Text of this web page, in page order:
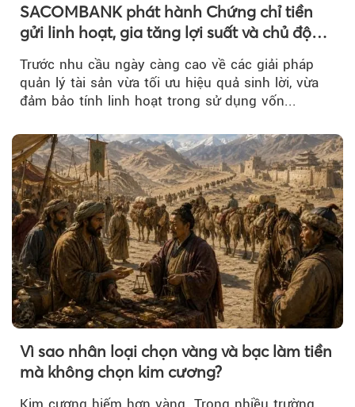
SACOMBANK phát hành Chứng chỉ tiền
gửi linh hoạt, gia tăng lợi suất và chủ động
Trước nhu cầu ngày càng cao về các giải pháp
quản lý tài sản vừa tối ưu hiệu quả sinh lời, vừa
đảm bảo tính linh hoạt trong sử dụng vốn...
Vì sao nhân loại chọn vàng và bạc làm tiền
mà không chọn kim cương?